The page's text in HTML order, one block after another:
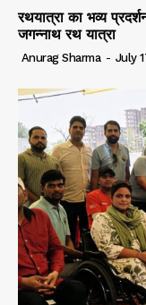
रथयात्रा का भव्य
जगन्नाथ रथ यात्रा
Anurag Sharma - July